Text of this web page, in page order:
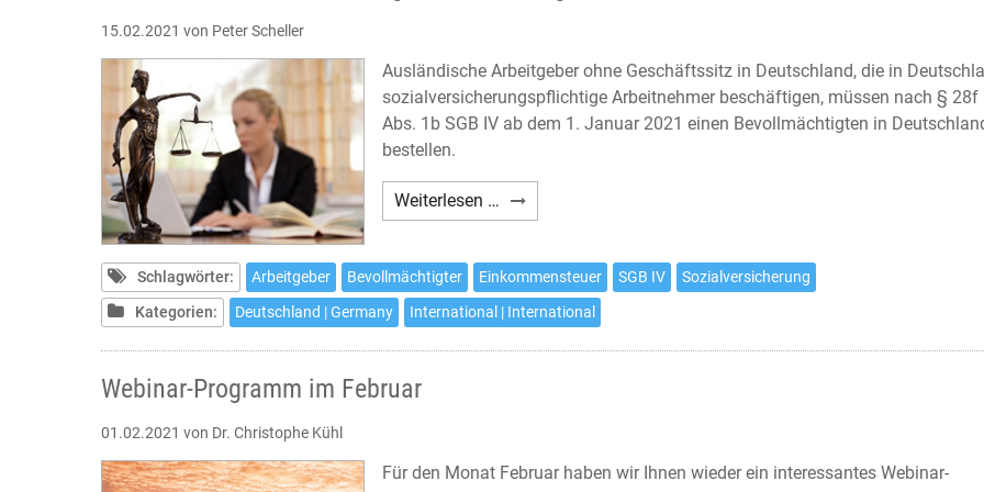
15.02.2021 von Peter Scheller
Ausländische Arbeitgeber ohne Geschäftssitz in Deutschland, die in
sozialversicherungspflichtige Arbeitnehmer beschäftigen, müssen nach § 28f
Abs. 1b SGB IV ab dem 1. Januar 2021 einen Bevollmächtigten in
bestellen.
Weiterlesen … Deutsche
Sozialversicherung:
in
Deutschland
Schlagwörter: Arbeitgeber Bevollmächtigter Einkommensteuer SGB IV
Sozialversicherung
Kategorien:
Deutschland | Germany International | International
Webinar-Programm im Februar
01.02.2021 von Dr. Christophe Kühl
Für den Monat Februar haben wir Ihnen wieder ein interessantes Webinar-